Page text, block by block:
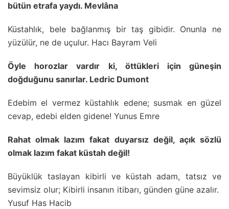
bütün etrafa yaydı. Mevlâna
Küstahlık, bele bağlanmış bir taş gibidir. Onunla ne
yüzülür, ne de uçulur. Hacı Bayram Veli
Öyle horozlar vardır ki, öttükleri için güneşin
doğduğunu sanırlar. Ledric Dumont
Edebim el vermez küstahlık edene; susmak en güzel
cevap, edebi elden gidene! Yunus Emre
Rahat olmak lazım fakat duyarsız değil, açık sözlü
olmak lazım fakat küstah değil!
Büyüklük taslayan kibirli ve küstah adam, tatsız ve
sevimsiz olur; Kibirli insanın itibarı, günden güne azalır.
Yusuf Has Hacib